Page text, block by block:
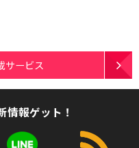
サービス
情報ゲット！